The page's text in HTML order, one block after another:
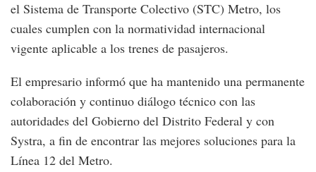
el Sistema de Transporte Colectivo (STC) Metro, los
cuales cumplen con la normatividad internacional
vigente aplicable a los trenes de pasajeros.
El empresario informó que ha mantenido una permanente
colaboración y continuo diálogo técnico con las
autoridades del Gobierno del Distrito Federal y con
Systra, a fin de encontrar las mejores soluciones para la
Línea 12 del Metro.